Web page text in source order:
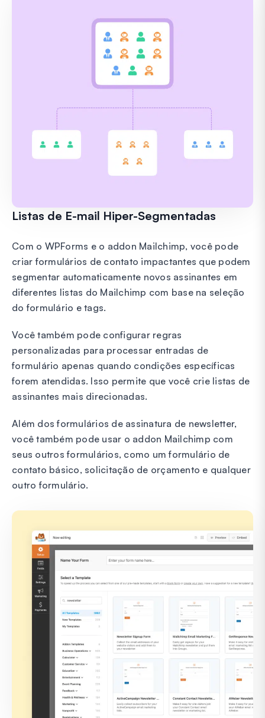
Listas de E-mail Hiper-Segmentadas
Com o WPForms e o addon Mailchimp, você pode
criar formulários de contato impactantes que podem
segmentar automaticamente novos assinantes em
diferentes listas do Mailchimp com base na seleção
do formulário e tags.
Você também pode configurar regras
personalizadas para processar entradas de
formulário apenas quando condições específicas
forem atendidas. Isso permite que você crie listas de
assinantes mais direcionadas.
Além dos formulários de assinatura de newsletter,
você também pode usar o addon Mailchimp com
seus outros formulários, como um formulário de
contato básico, solicitação de orçamento e qualquer
outro formulário.